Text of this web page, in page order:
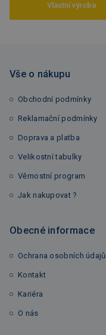
Vlastní výroba
Vše o nákupu
Obchodní podmínky
Reklamační podmínky
Doprava a platba
Velikostní tabulky
Věrnostní program
Jak nakupovat ?
Obecné informace
Ochrana osobních údajů
Kontakt
Kariéra
O nás